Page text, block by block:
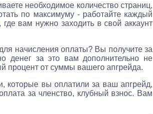
необходимое количество страниц,
по максимуму - работайте каждый
, где вам нужно заходить в свой аккаунт
начисления оплаты? Вы получите за
денег за это вам дополнительно не
процент от суммы вашего апгрейда.
которые вы оплатили за ваш апгрейд,
за членство, клубный взнос. Вам